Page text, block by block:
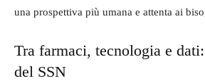
una prospettiva più umana e attenta ai
Tra farmaci, tecnologia e
del SSN